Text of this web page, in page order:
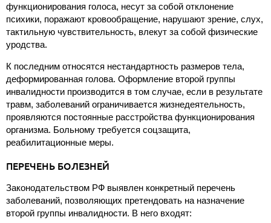
функционирования голоса, несут за собой отклонение
психики, поражают кровообращение, нарушают зрение, слух,
тактильную чувствительность, влекут за собой физические
уродства.
К последним относятся нестандартность размеров тела,
деформированная голова. Оформление второй группы
инвалидности производится в том случае, если в результате
травм, заболеваний ограничивается жизнедеятельность,
проявляются постоянные расстройства функционирования
организма. Больному требуется соцзащита,
реабилитационные меры.
ПЕРЕЧЕНЬ БОЛЕЗНЕЙ
Законодательством РФ выявлен конкретный перечень
заболеваний, позволяющих претендовать на назначение
второй группы инвалидности. В него входят: